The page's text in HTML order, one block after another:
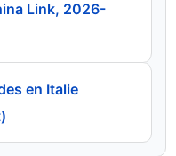
Link, 2026-
en Italie